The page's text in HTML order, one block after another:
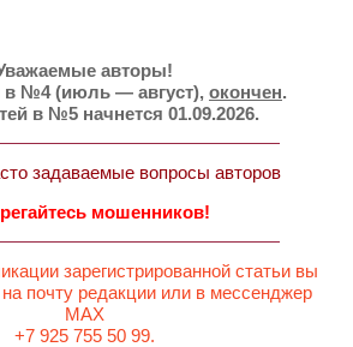
авторы!
в №4 (июль — август), окончен.
в №5 начнется 01.09.2026.
задаваемые вопросы авторов
мошенников!
зарегистрированной статьи вы
почту редакции или в мессенджер
MAX
+7 925 755 50 99.